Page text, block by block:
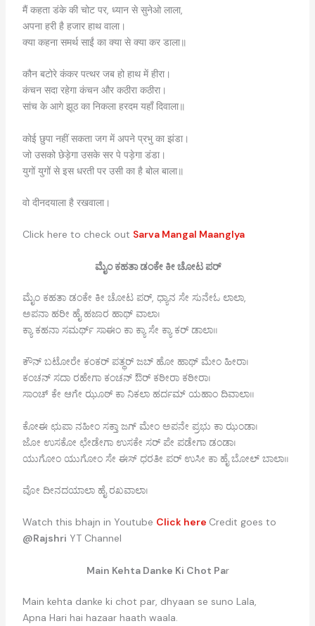
मैं कहता डंके की चोट पर, ध्यान से सुनेओ लाला,
अपना हरी है हजार हाथ वाला।
क्या कहना समर्थ साईं का क्या से क्या कर डाला॥
कौन बटोरे कंकर पत्थर जब हो हाथ में हीरा।
कंचन सदा रहेगा कंचन और कठीरा कठीरा।
सांच के आगे झूठ का निकला हरदम यहाँ दिवाला॥
कोई छुपा नहीं सकता जग में अपने प्रभु का झंडा।
जो उसको छेड़ेगा उसके सर पे पड़ेगा डंडा।
युगों युगों से इस धरती पर उसी का है बोल बाला॥
वो दीनदयाला है रखवाला।
Click here to check out Sarva Mangal Maanglya
ಮೈಂ ಕಹತಾ ಡಂಕೇ ಕೀ ಚೋಟ ಪರ್
ಮೈಂ ಕಹತಾ ಡಂಕೇ ಕೀ ಚೋಟ ಪರ್, ಧ್ಯಾನ ಸೇ ಸುನೇಓ ಲಾಲಾ,
ಅಪನಾ ಹರೀ ಹೈ ಹಜಾರ ಹಾಥ್ ವಾಲಾ।
ಕ್ಯಾ ಕಹನಾ ಸಮರ್ಥ್ ಸಾಈಂ ಕಾ ಕ್ಯಾ ಸೇ ಕ್ಯಾ ಕರ್ ಡಾಲಾ॥
ಕೌನ್ ಬಟೋರೇ ಕಂಕರ್ ಪತ್ಥರ್ ಜಬ್ ಹೋ ಹಾಥ್ ಮೇಂ ಹೀರಾ।
ಕಂಚನ್ ಸದಾ ರಹೇಗಾ ಕಂಚನ್ ಔರ್ ಕಠೀರಾ ಕಠೀರಾ।
ಸಾಂಚ್ ಕೇ ಆಗೇ ಝೂಠ್ ಕಾ ನಿಕಲಾ ಹರ್ದಮ್ ಯಹಾಂ ದಿವಾಲಾ॥
ಕೋಈ ಛುಪಾ ನಹೀಂ ಸಕ್ತಾ ಜಗ್ ಮೇಂ ಅಪನೇ ಪ್ರಭು ಕಾ ಝಂಡಾ।
ಜೋ ಉಸಕೋ ಛೇಡೇಗಾ ಉಸಕೇ ಸರ್ ಪೇ ಪಡೇಗಾ ಡಂಡಾ।
ಯುಗೋಂ ಯುಗೋಂ ಸೇ ಈಸ್ ಧರತೀ ಪರ್ ಉಸೀ ಕಾ ಹೈ ಬೋಲ್ ಬಾಲಾ॥
ವೋ ದೀನದಯಾಲಾ ಹೈ ರಖವಾಲಾ।
Watch this bhajn in Youtube Click here Credit goes to
@Rajshri YT Channel
Main Kehta Danke Ki Chot Par
Main kehta danke ki chot par, dhyaan se suno Lala,
Apna Hari hai hazaar haath waala.